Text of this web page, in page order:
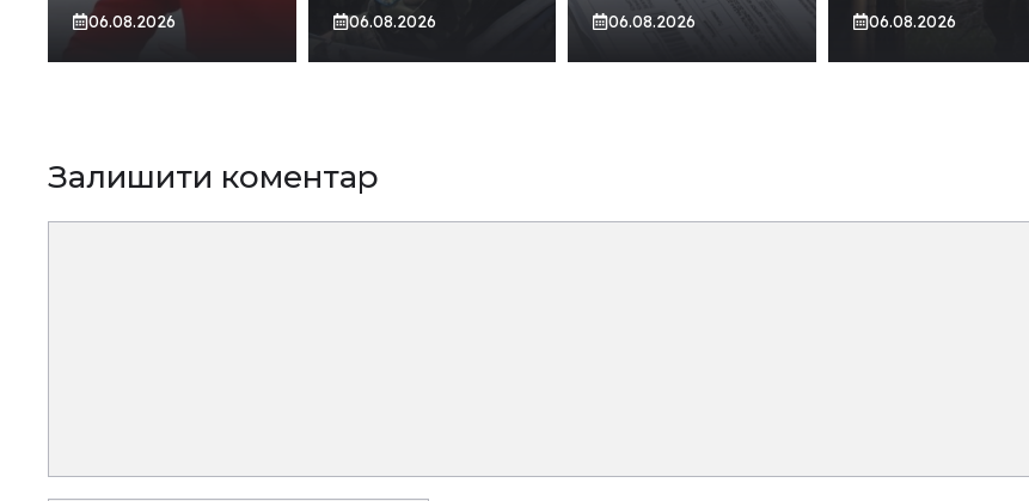
06.08.2026 06.08.2026 06.08.2026 06.08.2026
Залишити коментар